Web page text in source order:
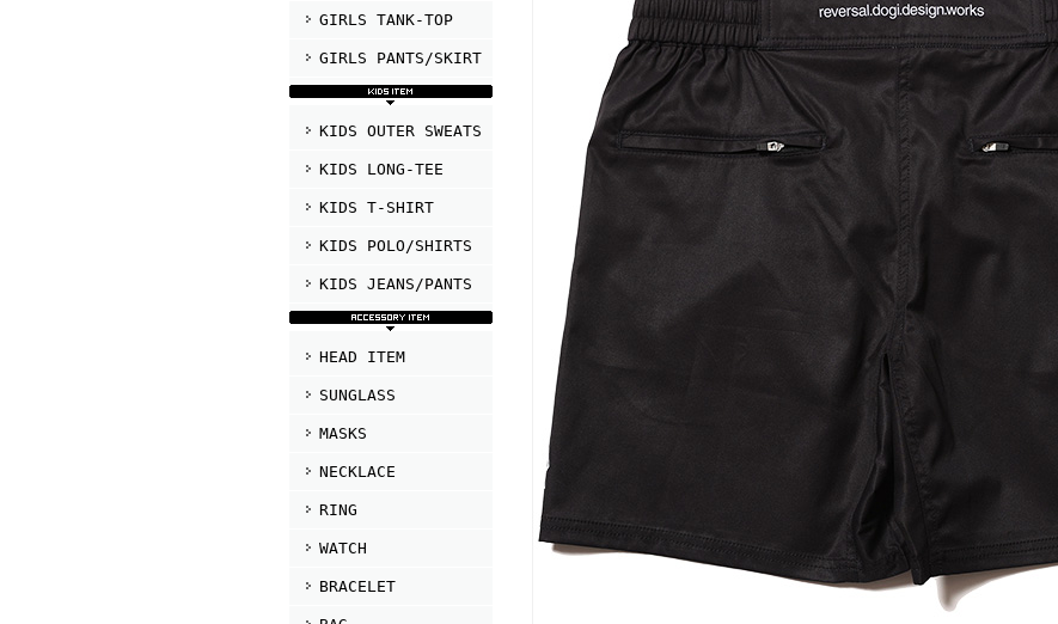
GIRLS TANK-TOP
GIRLS PANTS/SKIRT
KIDS OUTER SWEATS
KIDS LONG-TEE
KIDS T-SHIRT
KIDS POLO/SHIRTS
KIDS JEANS/PANTS
HEAD ITEM
SUNGLASS
MASKS
NECKLACE
RING
WATCH
BRACELET